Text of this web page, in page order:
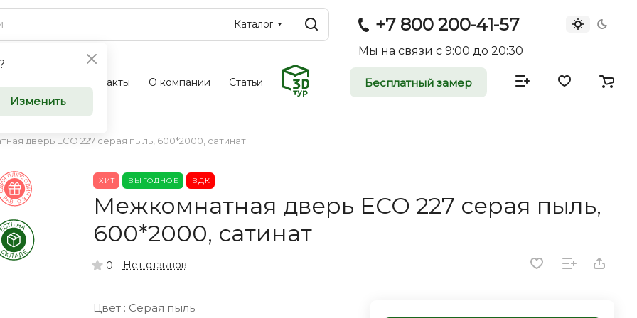
Изменить
Каталог +7 800 200-41-57
Мы на связи с 9:00 до 20:30
Контакты О компании Статьи Бесплатный замер
дверь ECO 227 серая пыль, 600*2000, сатинат
ХИТ ВЫГОДНОЕ ВДК
Межкомнатная дверь ECO 227 серая пыль,
600*2000, сатинат
0 Нет отзывов
Цвет : Серая пыль
и
приглашает к
дизайнеров и
Межкомнатные и
входные двери
Компания Saloondverei.ru приглашает к
сотрудничеству коммерческие
организации, застройщиков, дизайнеров и